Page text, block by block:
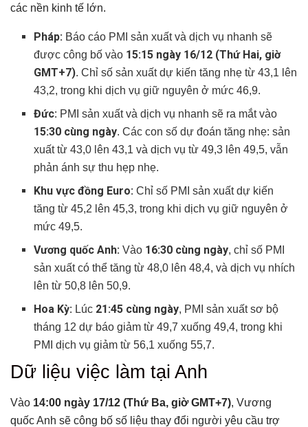
Chỉ số CPI của Canada
Tuyên bố của FOMC
GDP của New Zealand
Quyết định chính sách của BOJ
Chỉ số giá PCE cốt lõi của Hoa Kỳ
Có thể bạn chưa biết
các nền kinh tế lớn.
Pháp: Báo cáo PMI sản xuất và dịch vụ nhanh sẽ
được công bố vào 15:15 ngày 16/12 (Thứ Hai, giờ
GMT+7). Chỉ số sản xuất dự kiến tăng nhẹ từ 43,1 lên
43,2, trong khi dịch vụ giữ nguyên ở mức 46,9.
Đức: PMI sản xuất và dịch vụ nhanh sẽ ra mắt vào
15:30 cùng ngày. Các con số dự đoán tăng nhẹ: sản
xuất từ 43,0 lên 43,1 và dịch vụ từ 49,3 lên 49,5, vẫn
phản ánh sự thu hẹp nhẹ.
Khu vực đồng Euro:Chỉ số PMI sản xuất dự kiến
tăng từ 45,2 lên 45,3, trong khi dịch vụ giữ nguyên ở
mức 49,5.
Vương quốc Anh:Vào 16:30 cùng ngày, chỉ số PMI
sản xuất có thể tăng từ 48,0 lên 48,4, và dịch vụ nhích
lên từ 50,8 lên 50,9.
Hoa Kỳ: Lúc 21:45 cùng ngày, PMI sản xuất sơ bộ
tháng 12 dự báo giảm từ 49,7 xuống 49,4, trong khi
PMI dịch vụ giảm từ 56,1 xuống 55,7.
Dữ liệu việc làm tại Anh
Vào 14:00 ngày 17/12 (Thứ Ba, giờ GMT+7), Vương
quốc Anh sẽ công bố số liệu thay đổi người yêu cầu trợ